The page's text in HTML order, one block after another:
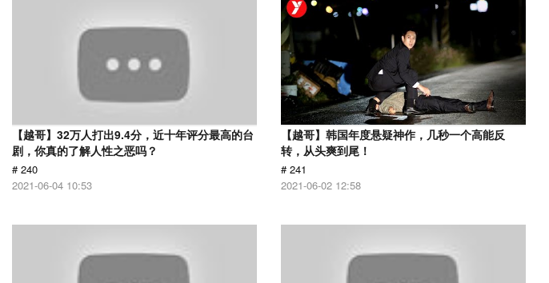
【越哥】32万人打出9.4分，近十年评分最高的台
剧，你真的了解人性之恶吗？
# 240
2021-06-04 10:53
【越哥】韩国年度悬疑神作，几秒一个高能反
转，从头爽到尾！
# 241
2021-06-02 12:58